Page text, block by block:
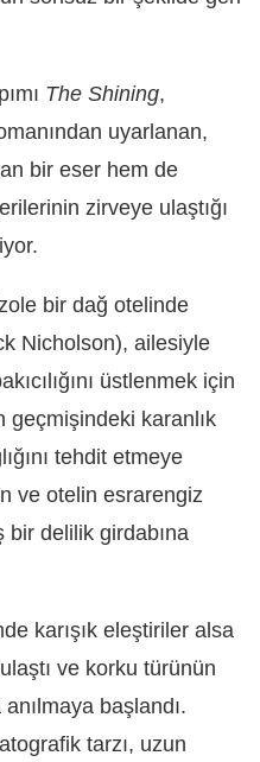
The Shining,
uyarlanan,
bir eser hem de
zirveye ulaştığı
bir dağ otelinde
Nicholson), ailesiyle
üstlenmek için
geçmişindeki karanlık
tehdit etmeye
ve otelin esrarengiz
delilik girdabına
karışık eleştiriler alsa
ve korku türünün
başlandı.
tarzı, uzun